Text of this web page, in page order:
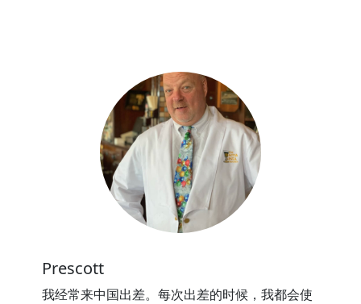
Prescott
我经常来中国出差。每次出差的时候，我都会使